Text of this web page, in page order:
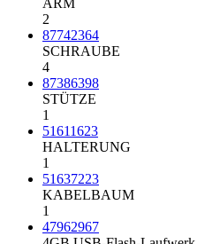
ARM
2
87742364
SCHRAUBE
4
87386398
STÜTZE
1
51611623
HALTERUNG
1
51637223
KABELBAUM
1
47962967